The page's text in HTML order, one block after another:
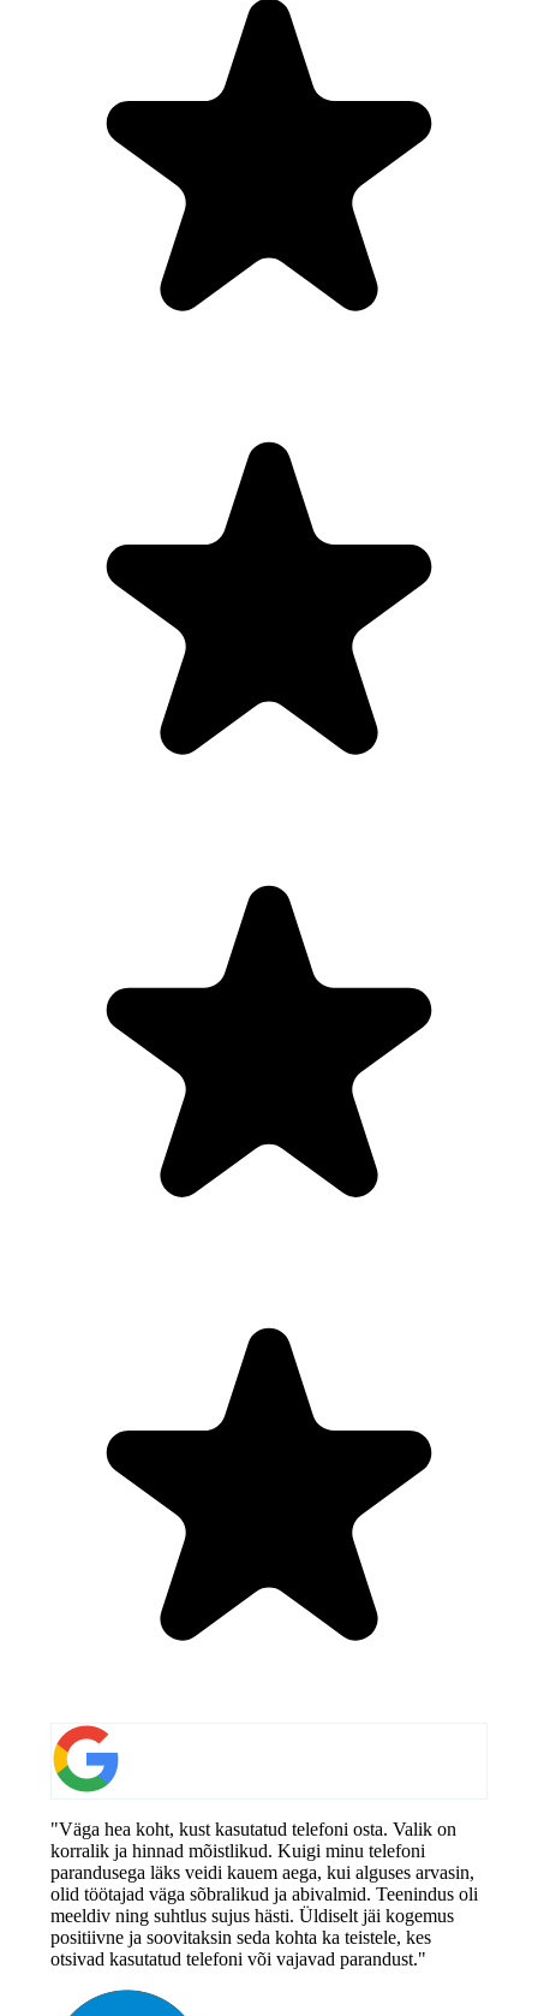
"Väga hea koht, kust kasutatud telefoni osta. Valik on
korralik ja hinnad mõistlikud. Kuigi minu telefoni
parandusega läks veidi kauem aega, kui alguses arvasin,
olid töötajad väga sõbralikud ja abivalmid. Teenindus oli
meeldiv ning suhtlus sujus hästi. Üldiselt jäi kogemus
positiivne ja soovitaksin seda kohta ka teistele, kes
otsivad kasutatud telefoni või vajavad parandust."